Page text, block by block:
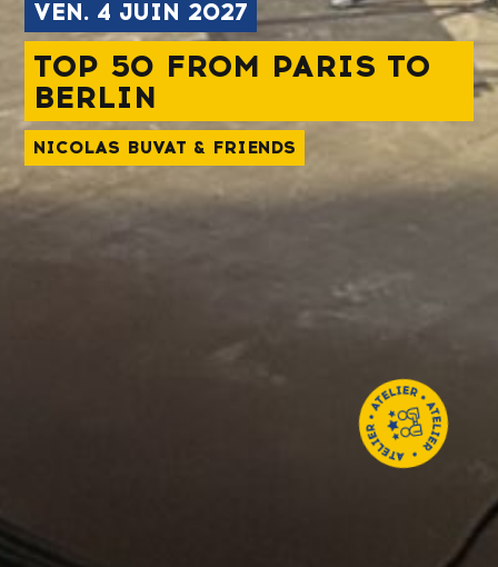
VEN. 4 JUIN 2027
TOP 50 FROM PARIS TO
BERLIN
NICOLAS BUVAT & FRIENDS